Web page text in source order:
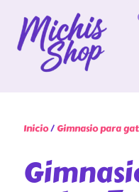
Inicio/Gimnasio para